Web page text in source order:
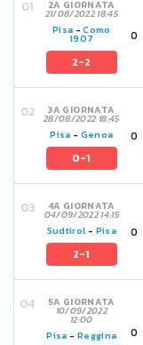
2A GIORNATA
21/08/2022 18:45
Pisa -Como
1907
2-2
0
3A GIORNATA
28/08/2022 18:45
Pisa - Genoa
0-1
0
4A GIORNATA
04/09/2022 14:15
Sudtirol - Pisa
2-1
0
5A GIORNATA
10/09/2022
12:00
Pisa - Reggina 0